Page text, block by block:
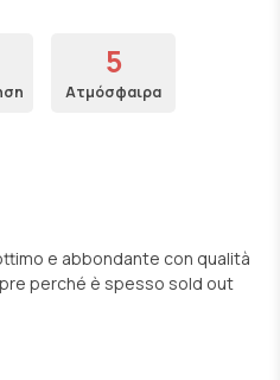
5
Ατμόσφαιρα
e abbondante con qualità
perché è spesso sold out